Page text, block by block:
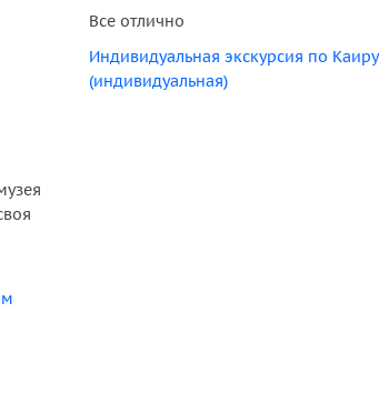
Все отлично
Индивидуальная экскурсия по Каиру
(индивидуальная)